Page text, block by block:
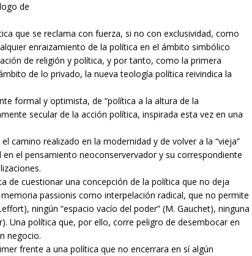
de
que se reclama con fuerza, si no con exclusividad, como
enraizamiento de la política en el ámbito simbólico
de religión y política, y por tanto, como la primera
de lo privado, la nueva teología política reivindica la
formal y optimista, de “política a la altura de la
secular de la acción política, inspirada esta vez en una
camino realizado en la modernidad y de volver a la “vieja”
el pensamiento neoconservervador y su correspondiente
de cuestionar una concepción de la política que no deja
passionis como interpelación radical, que no permite
ningún “espacio vacío del poder” (M. Gauchet), ninguna
Una política que, por ello, corre peligro de desembocar en
negocio.
frente a una política que no encerrara en sí algún